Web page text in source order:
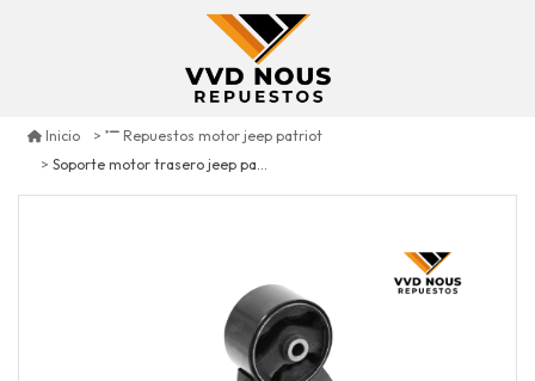
Inicio
Repuestos motor jeep patriot
Soporte motor trasero jeep patriot 4x4 2.4 2007/2017